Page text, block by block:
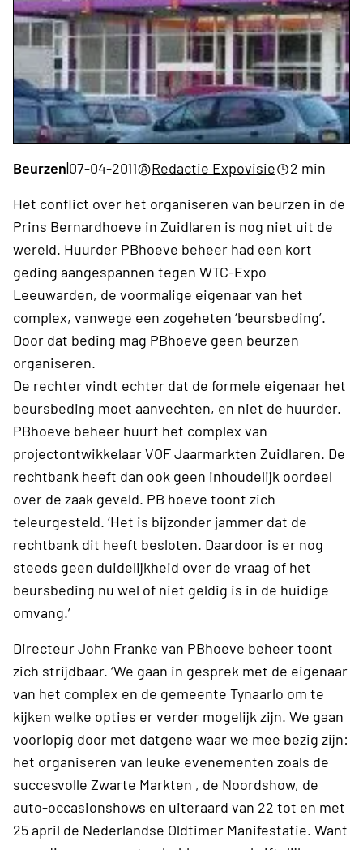
Beurzen|07-04-2011 Redactie Expovisie
2 min
Het conflict over het organiseren van beurzen in de
Prins Bernardhoeve in Zuidlaren is nog niet uit de
wereld. Huurder PBhoeve beheer had een kort
geding aangespannen tegen WTC-Expo
Leeuwarden, de voormalige eigenaar van het
complex, vanwege een zogeheten ‘beursbeding’.
Door dat beding mag PBhoeve geen beurzen
organiseren.
De rechter vindt echter dat de formele eigenaar het
beursbeding moet aanvechten, en niet de huurder.
PBhoeve beheer huurt het complex van
projectontwikkelaar VOF Jaarmarkten Zuidlaren. De
rechtbank heeft dan ook geen inhoudelijk oordeel
over de zaak geveld. PB hoeve toont zich
teleurgesteld. ‘Het is bijzonder jammer dat de
rechtbank dit heeft besloten. Daardoor is er nog
steeds geen duidelijkheid over de vraag of het
beursbeding nu wel of niet geldig is in de huidige
omvang.’
Directeur John Franke van PBhoeve beheer toont
zich strijdbaar. ‘We gaan in gesprek met de eigenaar
van het complex en de gemeente Tynaarlo om te
kijken welke opties er verder mogelijk zijn. We gaan
voorlopig door met datgene waar we mee bezig zijn:
het organiseren van leuke evenementen zoals de
succesvolle Zwarte Markten , de Noordshow, de
auto-occasionshows en uiteraard van 22 tot en met
25 april de Nederlandse Oldtimer Manifestatie. Want